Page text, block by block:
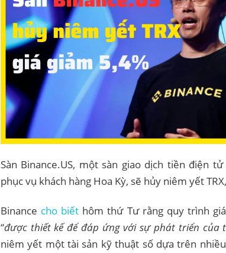
Sàn Binance.US, một sàn giao dịch tiền điện
phục vụ khách hàng Hoa Kỳ, sẽ hủy niêm yết
Binance cho biết hôm thứ Tư rằng quy trình
“được thiết kế để đáp ứng với sự phát triển của
niêm yết một tài sản kỹ thuật số dựa trên